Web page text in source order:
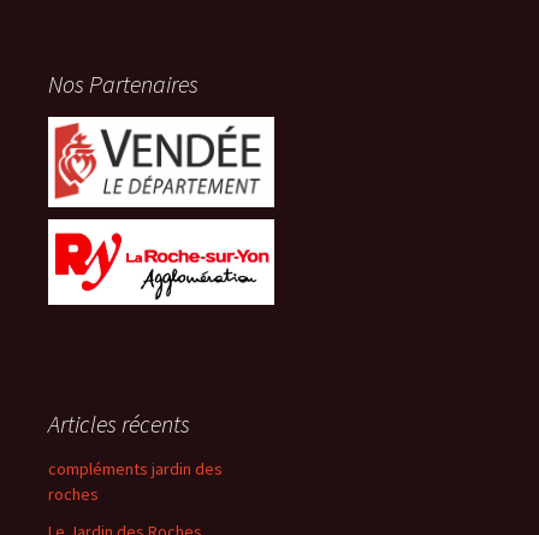
Nos Partenaires
Articles récents
compléments jardin des
roches